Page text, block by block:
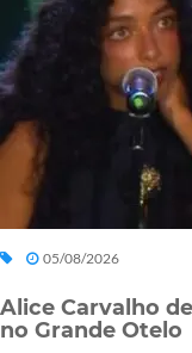
05/08/2026
Alice Carvalho
no Grande Otelo